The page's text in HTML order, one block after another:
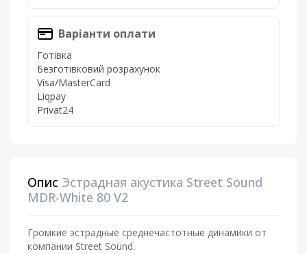
Варіанти оплати
Готівка
Безготівковий розрахунок
Visa/MasterCard
Liqpay
Privat24
Опис Эстрадная акустика Street Sound
MDR-White 80 V2
Громкие эстрадные среднечастотные динамики от
компании Street Sound.